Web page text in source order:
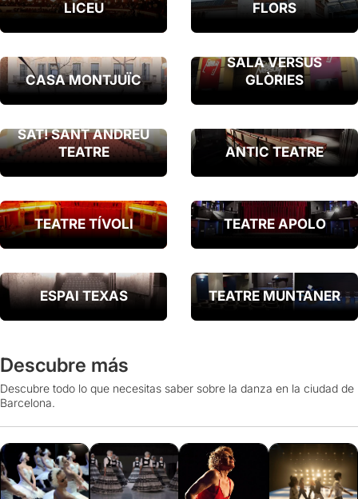
LICEU
FLORS
CASA MONTJUÏC
SALA VERSUS
GLÒRIES
SAT! SANT ANDREU
TEATRE
ANTIC TEATRE
TEATRE TÍVOLI TEATRE APOLO
ESPAI TEXAS TEATRE MUNTANER
Descubre más
Descubre todo lo que necesitas saber sobre la danza en la ciudad de
Barcelona.